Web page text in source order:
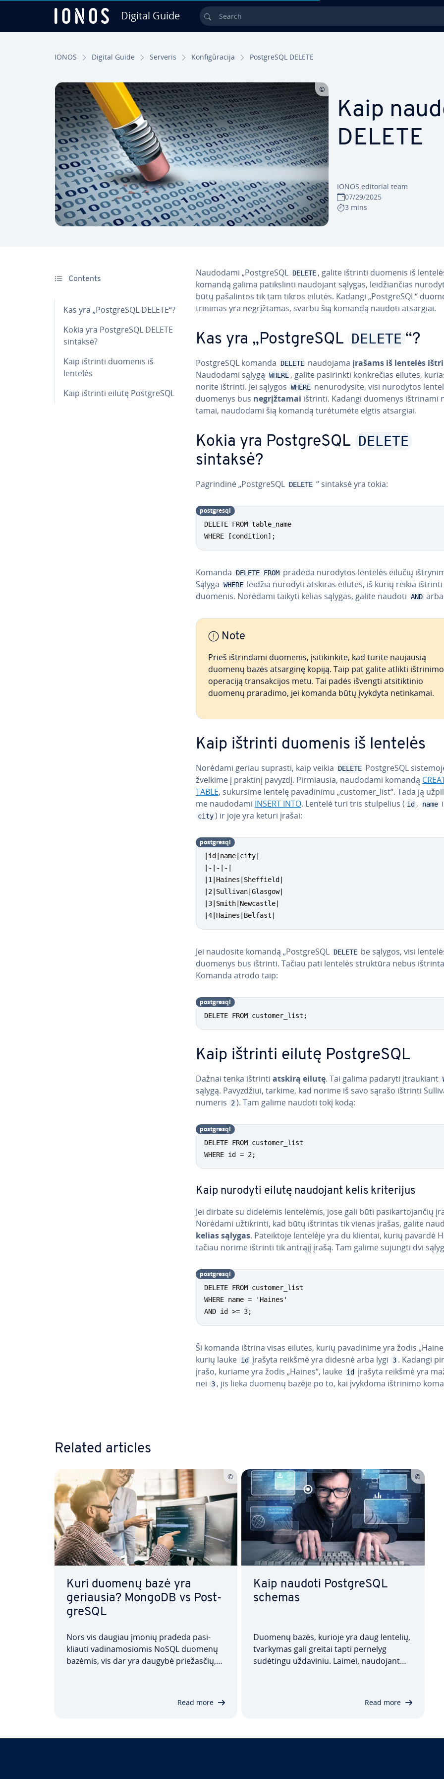
Digital Guide Search
IONOS Digital Guide Serveris Kon­fi­gū­ra­ci­ja Post­g­re­SQL DELETE
Kaip
DELETE
IONOS editorial team
07/29/2025
3 mins
Contents
Kas yra „Post­g­re­SQL DELETE“?
Kokia yra Post­g­re­SQL DELETE
sintaksė?
Kaip ištrinti duomenis iš
lentelės
Kaip ištrinti eilutę Post­g­re­SQL
Naudodami „Post­g­re­SQL DELETE , galite ištrinti duomenis iš
komandą galima pa­tiks­lin­ti naudojant sąlygas, lei­džian­čias
būtų pa­ša­lin­tos tik tam tikros eilutės. Kadangi „Post­g­re­SQL“
tri­ni­mas yra ne­grįž­ta­mas, svarbu šią komandą naudoti atsargiai.
Kas yra „Post­g­re­SQL DELETE “?
Post­g­re­SQL komanda DELETE naudojama įrašams iš lentelės
Naudodami sąlygą WHERE , galite pa­si­rink­ti konk­re­čias eilutes,
norite ištrinti. Jei sąlygos WHERE ne­nu­ro­dy­si­te, visi nurodytos
duomenys bus ne­grįž­ta­mai ištrinti. Kadangi duomenys ištrinami
ta­mai, naudodami šią komandą tu­rė­tu­mė­te elgtis atsargiai.
Kokia yra Post­g­re­SQL DELETE
sintaksė?
Pag­rin­di­nė „Post­g­re­SQL DELETE “ sintaksė yra tokia:
DELETE FROM table_name
WHERE [condition];
post­g­re­sql
Komanda DELETE FROM pradeda nurodytos lentelės eilučių
Sąlyga WHERE leidžia nurodyti atskiras eilutes, iš kurių reikia ištrinti
duomenis. Norėdami taikyti kelias sąlygas, galite naudoti AND arba
Note
Prieš iš­trin­da­mi duomenis, įsi­ti­kin­ki­te, kad turite naujausią
duomenų bazės atsarginę kopiją. Taip pat galite atlikti ištrinimo
operaciją tran­sak­ci­jos metu. Tai padės išvengti at­si­tik­ti­nio
duomenų praradimo, jei komanda būtų įvykdyta ne­tin­ka­mai.
Kaip ištrinti duomenis iš lentelės
Norėdami geriau suprasti, kaip veikia DELETE Post­g­re­SQL
žvel­ki­me į praktinį pavyzdį. Pir­miau­sia, naudodami komandą
TABLE, sukursime lentelę pa­va­di­ni­mu „customer_list“. Tada ją
me naudodami INSERT INTO. Lentelė turi tris stul­pe­lius ( id , name
city ) ir joje yra keturi įrašai:
|id|name|city|
|-|-|-|
|1|Haines|Sheffield|
|2|Sullivan|Glasgow|
|3|Smith|Newcastle|
|4|Haines|Belfast|
post­g­re­sql
Jei naudosite komandą „Post­g­re­SQL DELETE be sąlygos, visi
duomenys bus ištrinti. Tačiau pati lentelės struktūra nebus
Komanda atrodo taip:
DELETE FROM customer_list;
post­g­re­sql
Kaip ištrinti eilutę Post­g­re­SQL
Dažnai tenka ištrinti atskirą eilutę. Tai galima padaryti įtrau­kiant
sąlygą. Pa­vyz­džiui, tarkime, kad norime iš savo sąrašo ištrinti
numeris
2 ). Tam galime naudoti tokį kodą:
DELETE FROM customer_list
WHERE id = 2;
post­g­re­sql
Kaip nurodyti eilutę naudojant kelis kri­te­ri­jus
Jei dirbate su didelėmis len­te­lė­mis, jose gali būti pa­si­kar­to­jan­čių
Norėdami už­tik­rin­ti, kad būtų ištrintas tik vienas įrašas, galite
kelias sąlygas. Pa­teik­to­je lentelėje yra du klientai, kurių pavardė
tačiau norime ištrinti tik antrąjį įrašą. Tam galime sujungti dvi
DELETE FROM customer_list
WHERE name = 'Haines'
AND id >= 3;
post­g­re­sql
Ši komanda ištrina visas eilutes, kurių pa­va­di­ni­me yra žodis
kurių lauke id įrašyta reikšmė yra didesnė arba lygi 3 . Kadangi
įrašo, kuriame yra žodis „Haines“, lauke id
įrašyta reikšmė yra
nei
3 , jis lieka duomenų bazėje po to, kai įvykdoma ištrinimo
Related articles
Kuri duomenų bazė yra
geriausia? MongoDB vs Post­
g­re­SQL
Nors vis daugiau įmonių pradeda pa­si­
kliau­ti va­di­na­mo­sio­mis NoSQL duomenų
bazėmis, vis dar yra daugybė prie­žas­čių,
Šiame MongoDB ir Post­g­re­SQL…
Read more
Kaip naudoti Post­g­re­SQL
schemas
Duomenų bazės, kurioje yra daug lentelių,
tvarkymas gali greitai tapti pernelyg
sudėtingu uždaviniu. Laimei, naudojant
Šiame straips­ny­je pa­aiš­ki­na­ma Post­g­re­
Read more